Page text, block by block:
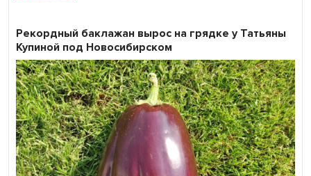
Рекордный баклажан вырос на грядке у Татьяны
Купиной под Новосибирском